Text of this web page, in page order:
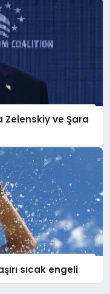
Zelenskiy ve Şara
sıcak engeli